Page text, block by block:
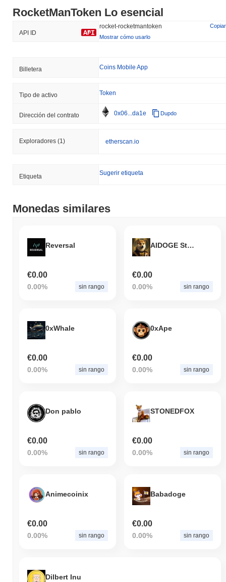
RocketManToken Lo esencial
API ID
rocket-rocketmantoken
Copiar
Mostrar cómo usarlo
Billetera Coins Mobile App
Tipo de activo Token
Dirección del contrato 0x06...da1e Dupdo
Exploradores (1) etherscan.io
Etiqueta Sugerir etiqueta
Monedas similares
Reversal
€0.00
0.00% sin rango
AIDOGE Stellar
€0.00
0.00% sin rango
0xWhale
€0.00
0.00% sin rango
0xApe
€0.00
0.00% sin rango
Don pablo
€0.00
0.00% sin rango
STONEDFOX
€0.00
0.00% sin rango
Animecoinix
€0.00
0.00% sin rango
Babadoge
€0.00
0.00% sin rango
Dilbert Inu